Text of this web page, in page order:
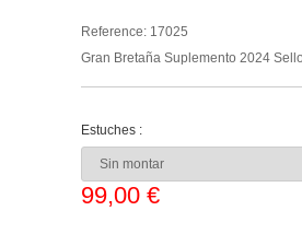
Reference: 17025
Gran Bretaña Suplemento 2024
Estuches :
99,00 €